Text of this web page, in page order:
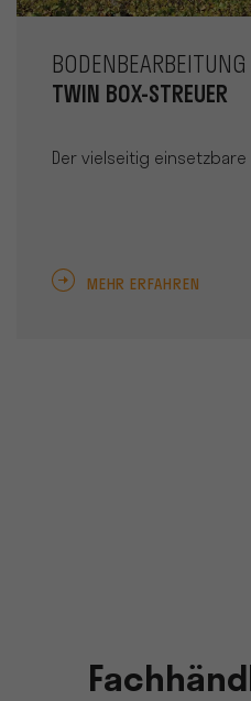
BODENBEARBEITUNG
TWIN BOX-STREUER
Der vielseitig einsetzbare
MEHR ERFAHREN